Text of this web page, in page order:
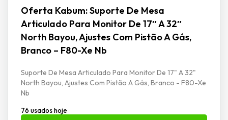
Oferta Kabum: Suporte De Mesa
Articulado Para Monitor De 17″ A 32″
North Bayou, Ajustes Com Pistão A Gás,
Branco – F80-Xe Nb
Suporte De Mesa Articulado Para Monitor De 17" A 32"
North Bayou, Ajustes Com Pistão A Gás, Branco - F80-Xe
Nb
76 usados hoje